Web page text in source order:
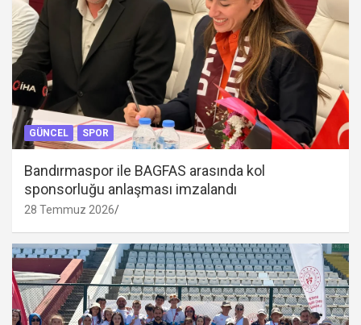
GÜNCEL SPOR
Bandırmaspor ile BAGFAS arasında kol
sponsorluğu anlaşması imzalandı
28 Temmuz 2026